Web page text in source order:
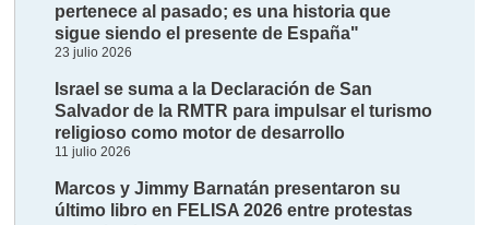
pertenece al pasado; es una historia que
sigue siendo el presente de España"
23 julio 2026
Israel se suma a la Declaración de San
Salvador de la RMTR para impulsar el turismo
religioso como motor de desarrollo
11 julio 2026
Marcos y Jimmy Barnatán presentaron su
último libro en FELISA 2026 entre protestas